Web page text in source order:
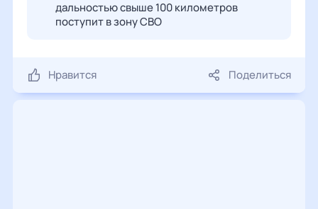
дальностью свыше 100 километров
поступит в зону СВО
Нравится Поделиться